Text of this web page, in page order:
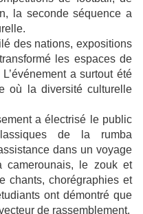
la seconde séquence a
des nations, expositions
les espaces de
a surtout été
où la diversité culturelle
a électrisé le public
de la rumba
dans un voyage
camerounais, le zouk et
chants, chorégraphies et
ont démontré que
de rassemblement.